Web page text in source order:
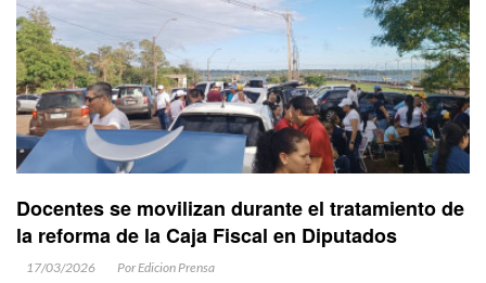
Docentes se movilizan durante el tratamiento de
la reforma de la Caja Fiscal en Diputados
17/03/2026 Por Edicion Prensa